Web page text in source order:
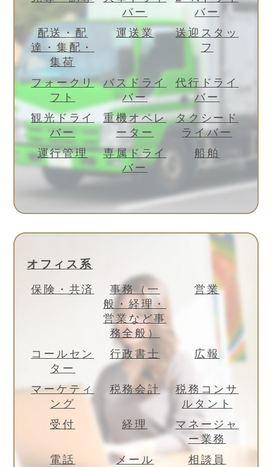
バー
バー
配送・配
達・集配・
集荷
運送業
送迎スタッ
フ
フォークリ
フト
バスドライ
バー
代行ドライ
バー
観光ドライ
バー
重機オペレ
ーター
タクシード
ライバー
運行管理
専属ドライ
バー
船舶
オフィス系
保険・共済
事務（一
般・経理・
営業など事
務全般）
営業
コールセン
ター
行政書士 広報
マーケティ
ング
税務会計
税務コンサ
ルタント
受付
経理
マネージャ
ー業務
電話
メール 相談員